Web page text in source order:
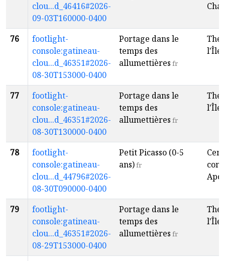
clou...d_46416#2026-
09-03T160000-0400
76
footlight-
console:gatineau-
clou...d_46351#2026-
08-30T153000-0400
Portage dans le
temps des
allumettières fr
l'Île
77
footlight-
console:gatineau-
clou...d_46351#2026-
08-30T130000-0400
Portage dans le
temps des
allumettières fr
l'Île
78
footlight-
console:gatineau-
clou...d_44796#2026-
08-30T090000-0400
Petit Picasso (0-5
ans)fr
79
footlight-
console:gatineau-
clou...d_46351#2026-
08-29T153000-0400
Portage dans le
temps des
allumettières fr
l'Île